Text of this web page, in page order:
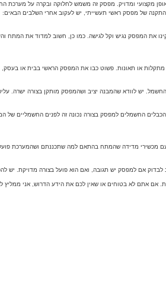
מקצועי ומדויק. מפסק זה משמש לחלוקה ובקרה על
של מפסק ראשי תעשייתי, יש לעקוב אחרי השלבים הבאים:
את המפסק נגיש וקל לגישה. כמו כן, חשוב למדוד את המתח
או תאונות. פשוט כבו את המפסק הראשי בבית או בעסק,
יש לוודא שהמבנה יציב ושהמפסק מותקן בצורה ישרה.
החשמלים למפסק בצורה נכונה זה לפנים החשמליים
מכשירי מדידה שהמתח בהתאם למה שתכננתם ושהמערכת
אם למפסק יש תגובה, ואם הוא פועל בצורה מדויקת. יש
אם אתם לא בטוחים או שאין לכם את הידע הדרוש, אני ממליץ